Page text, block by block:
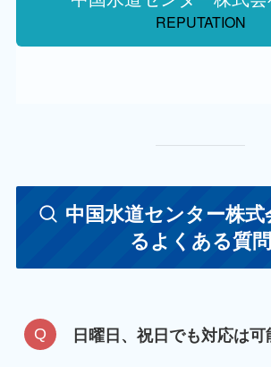
REPUTATION
中国水道センター株
るよくある質問
日曜日、祝日でも対応は可